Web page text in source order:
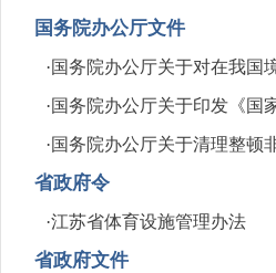
国务院办公厅文件
·国务院办公厅关于对在我国
·国务院办公厅关于印发《国
·国务院办公厅关于清理整顿
省政府令
·江苏省体育设施管理办法
省政府文件